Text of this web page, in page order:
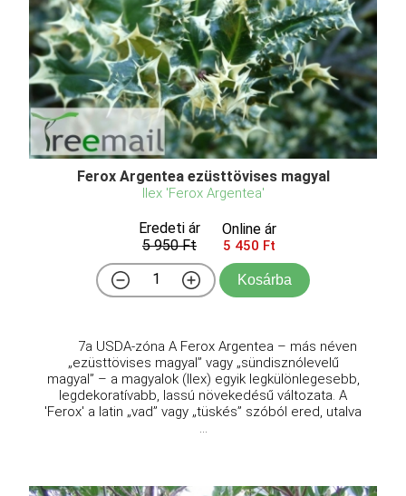
Ferox Argentea ezüsttövises magyal
Ilex 'Ferox Argentea'
Eredeti ár
5 950 Ft
Online ár
5 450 Ft
Kosárba
7a USDA-zóna A Ferox Argentea – más néven
„ezüsttövises magyal” vagy „sündisznólevelű
magyal” – a magyalok (Ilex) egyik legkülönlegesebb,
legdekoratívabb, lassú növekedésű változata. A
'Ferox' a latin „vad” vagy „tüskés” szóból ered, utalva
...